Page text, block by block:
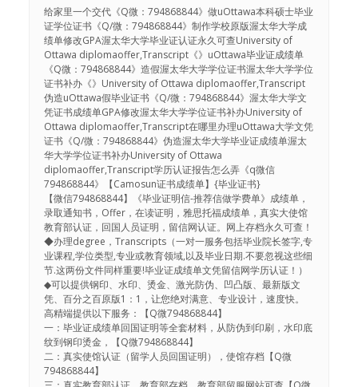
给家里一个交代《Q微：794868844》做uOttawa本科硕士毕业
证学位证书《Q/微：794868844》制作学校原版渥太华大学成
绩单修改GPA渥太华大学毕业证认证永久可查University of
Ottawa diplomaoffer,Transcript《》uOttawa毕业证成绩单
《Q微：794868844》造假渥太华大学学位证书渥太华大学学位
证书补办《》University of Ottawa diplomaoffer,Transcript
伪造uOttawa假毕业证书《Q/微：794868844》渥太华大学文
凭证书成绩单GPA修改渥太华大学学位证书补办University of
Ottawa diplomaoffer,Transcript在哪里办理uOttawa大学文凭
证书《Q/微：794868844》伪造渥太华大学毕业证成绩单渥太
华大学学位证书补办University of Ottawa
diplomaoffer,Transcript学历认证报告怎么弄《q微信
794868844》【Camosun证书成绩单】{毕业证书}
【微信794868844】《毕业证明信-推荐信做学费单》成绩单，
录取通知书，Offer，在读证明，雅思托福成绩单，真实大使馆
教育部认证，回国人员证明，留信网认证。网上存档永久可查！
◆办理degree，Transcripts（一对一服务包括毕业院长签字,专
业课程,学位类型,专业或教育领域,以及毕业日期.不要忽视这些细
节.这两份文件同样重要!毕业证成绩单文凭留信网学历认证！）
◆可以提供钢印、水印、烫金、激光防伪、凹凸版、最新版文
凭、百分之百原版1：1，让您绝对满意、专业设计，速度快。
高精端提供以下服务：【Q微794868844】
一：毕业证成绩单回国证明等全套材料，从防伪到印刷，水印底
纹到钢印烫金，【Q微794868844】
二：真实使馆认证（留学人员回国证明），使馆存档【Q微
794868844】